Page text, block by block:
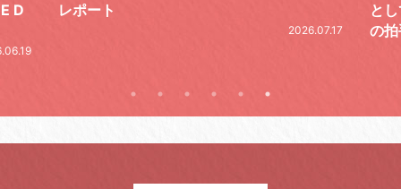
開催。天井知らずのステージに万雷
一無二の存在で
た初日公演をレポ